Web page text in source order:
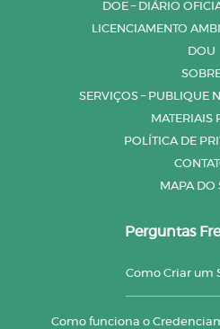
DOE – DIÁRIO
LICENCIAMENTO
DOU
SERVIÇOS – PUBLIQUE
MATERIAIS
POLÍTICA DE
MAPA DO
Perguntas
Como Criar um
Como funciona o